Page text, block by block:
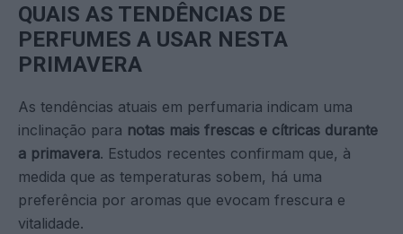
QUAIS AS TENDÊNCIAS DE
PERFUMES A USAR NESTA
PRIMAVERA
As tendências atuais em perfumaria indicam uma
inclinação para notas mais frescas e cítricas durante
a primavera. Estudos recentes confirmam que, à
medida que as temperaturas sobem, há uma
preferência por aromas que evocam frescura e
vitalidade.